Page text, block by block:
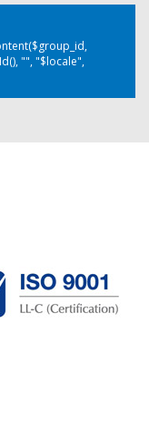
"", "$locale",